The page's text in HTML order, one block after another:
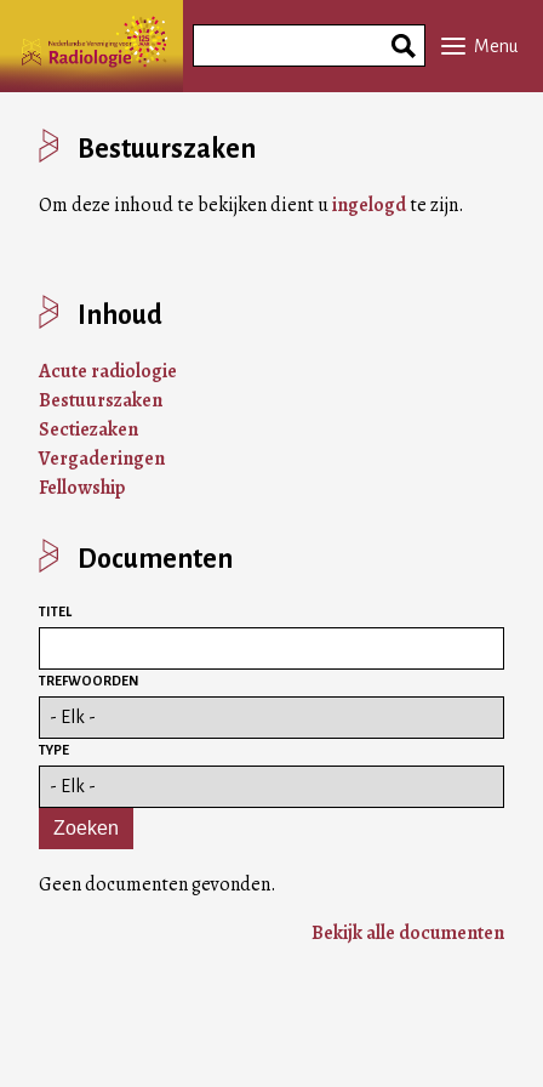
naar
inhoud
Phrase
Menu
Bestuurszaken
Om deze inhoud te bekijken dient uingelogdte zijn.
Inhoud
Acute radiologie
Bestuurszaken
Sectiezaken
Vergaderingen
Fellowship
Documenten
TITEL
TREFWOORDEN
TYPE
Geen documenten gevonden.
Bekijk alle documenten